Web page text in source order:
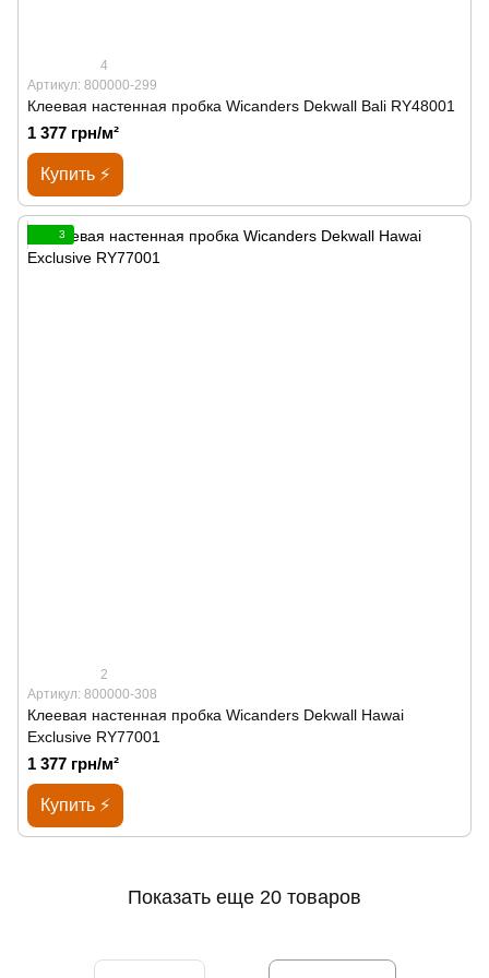
4
Артикул: 800000-299
Клеевая настенная пробка Wicanders Dekwall Bali RY48001
1 377 грн/м²
Купить ⚡
3
2
Артикул: 800000-308
Клеевая настенная пробка Wicanders Dekwall Hawai
Exclusive RY77001
1 377 грн/м²
Купить ⚡
Показать еще 20 товаров